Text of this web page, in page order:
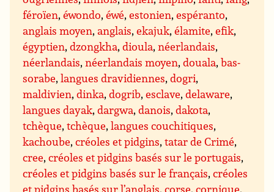
féroïen,éwondo,éwé,estonien,espéranto,
anglais moyen,anglais,ekajuk,élamite,efik,
égyptien,dzongkha,dioula,néerlandais,
néerlandais,néerlandais moyen,douala,bas-
sorabe,langues dravidiennes,dogri,
maldivien,dinka,dogrib,esclave,delaware,
langues dayak,dargwa,danois,dakota,
tchèque,tchèque,langues couchitiques,
kachoube,créoles et pidgins,tatar de Crimé,
cree,créoles et pidgins basés sur le portugais,
créoles et pidgins basés sur le français,créoles
et pidgins basés sur l’anglais,corse,cornique,